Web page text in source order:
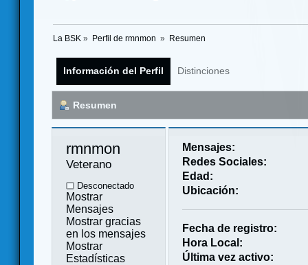
La BSK » Perfil de rmnmon » Resumen
Información del Perfil Distinciones
Resumen
rmnmon
Veterano
Desconectado
Mostrar
Mensajes
Mostrar gracias
en los mensajes
Mostrar
Estadísticas
Mensajes:
Redes Sociales:
Edad:
Ubicación:
Fecha de registro:
Hora Local:
Última vez activo: